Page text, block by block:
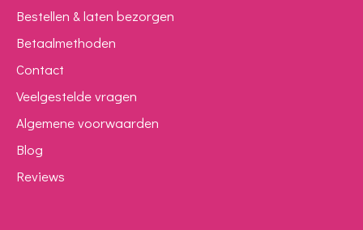
Bestellen & laten bezorgen
Betaalmethoden
Contact
Veelgestelde vragen
Algemene voorwaarden
Blog
Reviews